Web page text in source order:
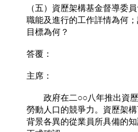
（五）資歷架構基金督導委
職能及進行的工作詳情為何
目標為何？
答覆：
主席：
政府在二○○八年推出資歷
勞動人口的競爭力。資歷架
背景各異的從業員所具備的